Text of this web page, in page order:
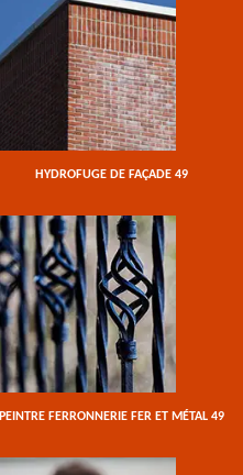
HYDROFUGE DE FAÇADE 49
PEINTRE FERRONNERIE FER ET MÉTAL 49